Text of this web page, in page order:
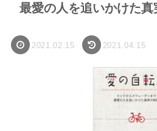
最愛の人を追いかけた真
2021.02.15 2021.04.15